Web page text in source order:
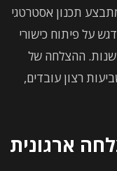
תכנון אסטרטגי
על פיתוח כישורי
ההצלחה של
רצון עובדים,
ארגונית